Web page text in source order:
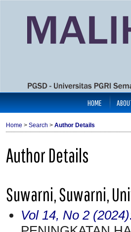
HOME
Home > Search > Author Details
Author Details
Suwarni, Suwarni,
Vol 14, No 2